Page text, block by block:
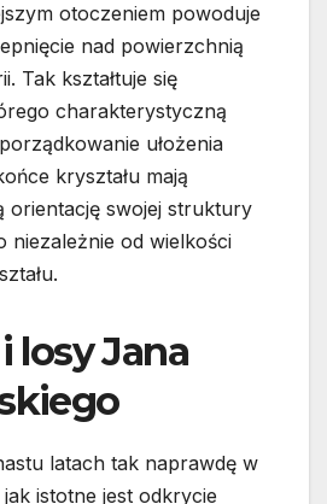
otoczeniem powoduje
nad powierzchnią
Tak kształtuje się
charakterystyczną
ułożenia
kryształu mają
orientację swojej struktury
niezależnie od wielkości
losy Jana
latach tak naprawdę w
jak istotne jest odkrycie